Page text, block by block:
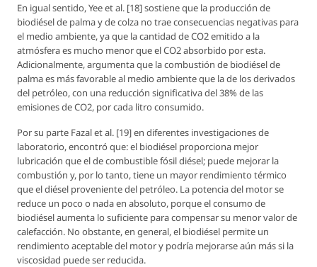
En igual sentido, Yee et al. [18] sostiene que la producción de
biodiésel de palma y de colza no trae consecuencias negativas para
el medio ambiente, ya que la cantidad de CO2 emitido a la
atmósfera es mucho menor que el CO2 absorbido por esta.
Adicionalmente, argumenta que la combustión de biodiésel de
palma es más favorable al medio ambiente que la de los derivados
del petróleo, con una reducción significativa del 38% de las
emisiones de CO2, por cada litro consumido.
Por su parte Fazal et al. [19] en diferentes investigaciones de
laboratorio, encontró que: el biodiésel proporciona mejor
lubricación que el de combustible fósil diésel; puede mejorar la
combustión y, por lo tanto, tiene un mayor rendimiento térmico
que el diésel proveniente del petróleo. La potencia del motor se
reduce un poco o nada en absoluto, porque el consumo de
biodiésel aumenta lo suficiente para compensar su menor valor de
calefacción. No obstante, en general, el biodiésel permite un
rendimiento aceptable del motor y podría mejorarse aún más si la
viscosidad puede ser reducida.